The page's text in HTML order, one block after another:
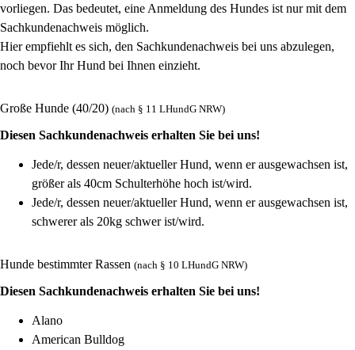
vorliegen. Das bedeutet, eine Anmeldung des Hundes ist nur mit dem
Sachkundenachweis möglich.
Hier empfiehlt es sich, den Sachkundenachweis bei uns abzulegen,
noch bevor Ihr Hund bei Ihnen einzieht.
Große Hunde (40/20) (nach § 11 LHundG NRW)
Diesen Sachkundenachweis erhalten Sie bei uns!
Jede/r, dessen neuer/aktueller Hund, wenn er ausgewachsen ist,
größer als 40cm Schulterhöhe hoch ist/wird.
Jede/r, dessen neuer/aktueller Hund, wenn er ausgewachsen ist,
schwerer als 20kg schwer ist/wird.
Hunde bestimmter Rassen (nach § 10 LHundG NRW)
Diesen Sachkundenachweis erhalten Sie bei uns!
Alano
American Bulldog